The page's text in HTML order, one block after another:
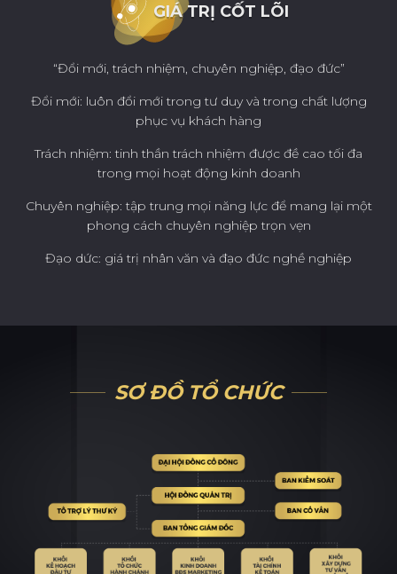
GIÁ TRỊ CỐT LÕI
“Đổi mới, trách nhiệm, chuyên nghiệp, đạo đức”
Đổi mới: luôn đổi mới trong tư duy và trong chất lượng
phục vụ khách hàng
Trách nhiệm: tinh thần trách nhiệm được đề cao tối đa
trong mọi hoạt động kinh doanh
Chuyên nghiệp: tập trung mọi năng lực để mang lại một
phong cách chuyên nghiệp trọn vẹn
Đạo dức: giá trị nhân văn và đạo đức nghề nghiệp
SƠ ĐỒ TỔ CHỨC